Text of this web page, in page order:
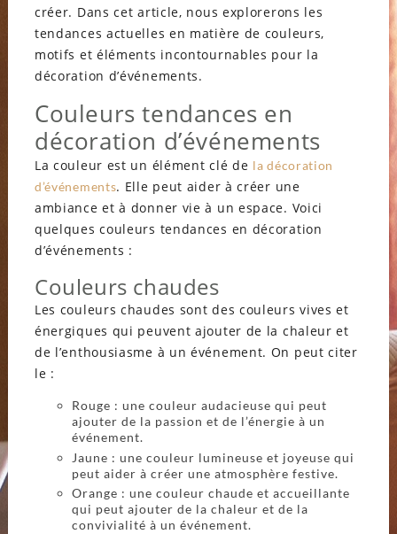
créer. Dans cet article, nous explorerons les
tendances actuelles en matière de couleurs,
motifs et éléments incontournables pour la
décoration d’événements.
Couleurs tendances en
décoration d’événements
La couleur est un élément clé de la décoration
d’événements. Elle peut aider à créer une
ambiance et à donner vie à un espace. Voici
quelques couleurs tendances en décoration
d’événements :
Couleurs chaudes
Les couleurs chaudes sont des couleurs vives et
énergiques qui peuvent ajouter de la chaleur et
de l’enthousiasme à un événement. On peut citer
le :
Rouge : une couleur audacieuse qui peut
ajouter de la passion et de l’énergie à un
événement.
Jaune : une couleur lumineuse et joyeuse qui
peut aider à créer une atmosphère festive.
Orange : une couleur chaude et accueillante
qui peut ajouter de la chaleur et de la
convivialité à un événement.